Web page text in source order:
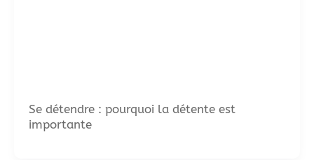
Se détendre : pourquoi la détente est
importante